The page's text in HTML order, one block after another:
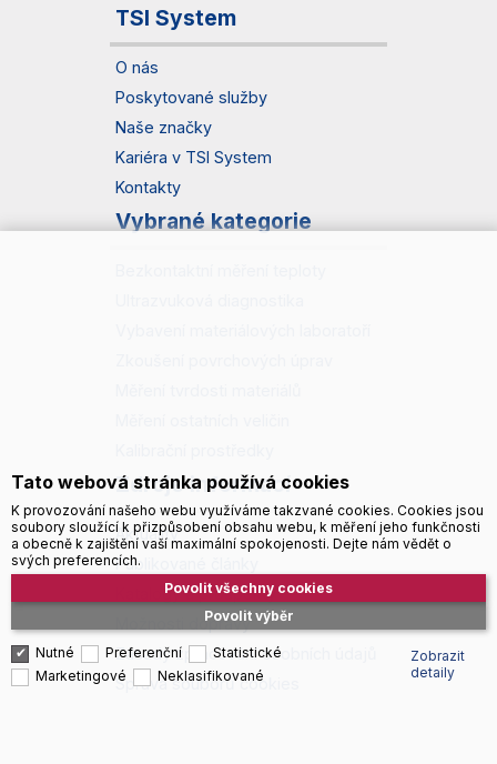
TSI System
O nás
Poskytované služby
Naše značky
Kariéra v TSI System
Kontakty
Vybrané kategorie
Zdroje informací
Aktuality
Publikované články
Katalogy a prospekty
Možnosti dopravy
Zásady zpracování osobních údajů
Správa souborů cookies
Tato webová stránka používá cookies
K provozování našeho webu využíváme takzvané cookies. Cookies jsou
soubory sloužící k přizpůsobení obsahu webu, k měření jeho funkčnosti
a obecně k zajištění vaší maximální spokojenosti. Dejte nám vědět o
svých preferencích.
Povolit výběr
Povolit všechny cookies
Nutné Preferenční
Statistické
Marketingové
Neklasifikované
Zobrazit
detaily